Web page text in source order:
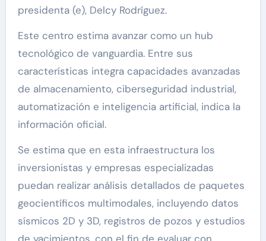
presidenta (e), Delcy Rodríguez.
Este centro estima avanzar como un hub
tecnológico de vanguardia. Entre sus
características integra capacidades avanzadas
de almacenamiento, ciberseguridad industrial,
automatización e inteligencia artificial, indica la
información oficial.
Se estima que en esta infraestructura los
inversionistas y empresas especializadas
puedan realizar análisis detallados de paquetes
geocientíficos multimodales, incluyendo datos
sísmicos 2D y 3D, registros de pozos y estudios